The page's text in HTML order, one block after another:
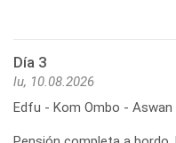
Día 3
lu, 10.08.2026
Edfu - Kom Ombo - Aswan